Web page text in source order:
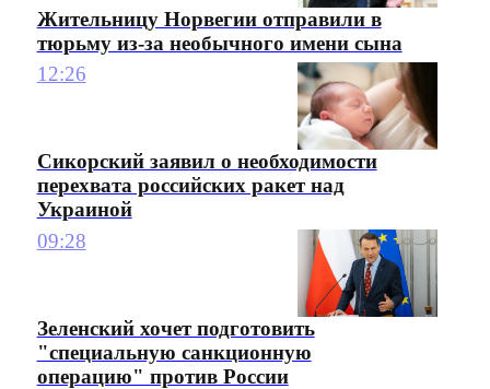
Жительницу Норвегии отправили в
тюрьму из-за необычного имени сына
12:26
Сикорский заявил о необходимости
перехвата российских ракет над
Украиной
09:28
Зеленский хочет подготовить
"специальную санкционную
операцию" против России